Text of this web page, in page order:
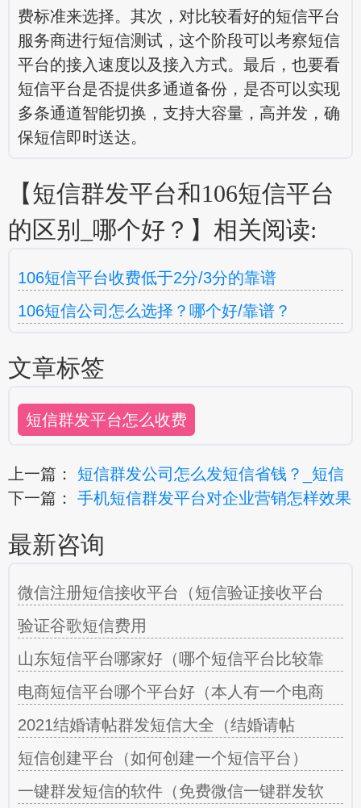
费标准来选择。其次，对比较看好的短信平台
服务商进行短信测试，这个阶段可以考察短信
平台的接入速度以及接入方式。最后，也要看
短信平台是否提供多通道备份，是否可以实现
多条通道智能切换，支持大容量，高并发，确
保短信即时送达。
【短信群发平台和106短信平台
的区别_哪个好？】相关阅读:
106短信平台收费低于2分/3分的靠谱
106短信公司怎么选择？哪个好/靠谱？
文章标签
短信群发平台怎么收费
上一篇： 短信群发公司怎么发短信省钱？_短信
下一篇： 手机短信群发平台对企业营销怎样效果
最新咨询
微信注册短信接收平台（短信验证接收平台
验证谷歌短信费用
山东短信平台哪家好（哪个短信平台比较靠
电商短信平台哪个平台好（本人有一个电商
2021结婚请帖群发短信大全（结婚请帖
短信创建平台（如何创建一个短信平台）
一键群发短信的软件（免费微信一键群发软